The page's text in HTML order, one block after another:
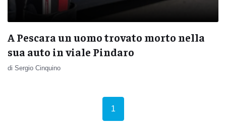
A Pescara un uomo trovato morto nella
sua auto in viale Pindaro
di Sergio Cinquino
1